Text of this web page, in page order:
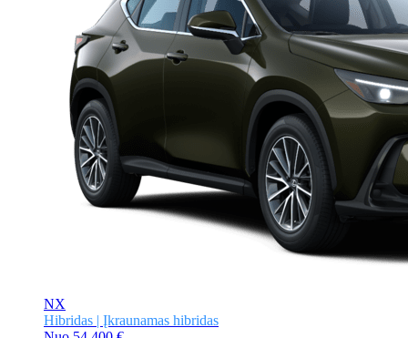
NX
Hibridas | Įkraunamas hibridas